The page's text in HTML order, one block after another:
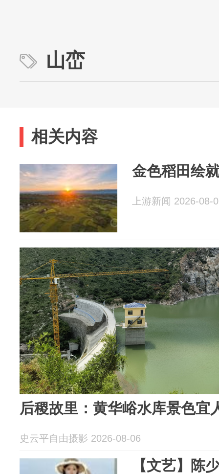
山峦
相关内容
金色稻田绘
上游新闻 2026-08-
后稷故里：黄华峪水库景色宜
史云平自由摄影 2026-08-06
【文艺】陈